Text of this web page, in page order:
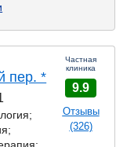
пер. *
Частная
клиника
9.9
Отзывы
(326)